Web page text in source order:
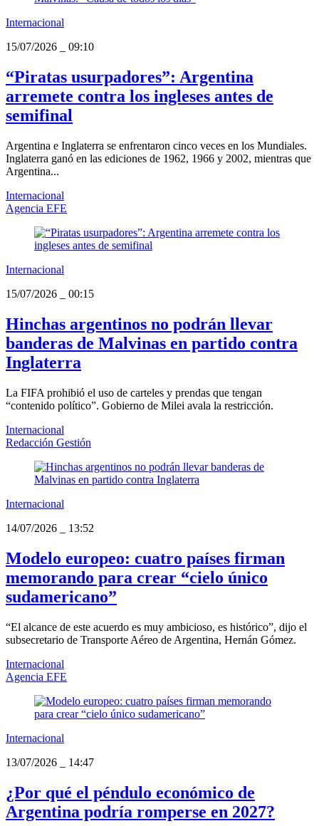
Internacional
15/07/2026
09:10
“Piratas usurpadores”: Argentina
arremete contra los ingleses antes de
semifinal
Argentina e Inglaterra se enfrentaron cinco veces en los Mundiales.
Inglaterra ganó en las ediciones de 1962, 1966 y 2002, mientras que
Argentina...
Internacional
Agencia EFE
Internacional
15/07/2026
00:15
Hinchas argentinos no podrán llevar
banderas de Malvinas en partido contra
Inglaterra
La FIFA prohibió el uso de carteles y prendas que tengan
“contenido político”. Gobierno de Milei avala la restricción.
Internacional
Redacción Gestión
Internacional
14/07/2026
13:52
Modelo europeo: cuatro países firman
memorando para crear “cielo único
sudamericano”
“El alcance de este acuerdo es muy ambicioso, es histórico”, dijo el
subsecretario de Transporte Aéreo de Argentina, Hernán Gómez.
Internacional
Agencia EFE
Internacional
13/07/2026
14:47
¿Por qué el péndulo económico de
Argentina podría romperse en 2027?